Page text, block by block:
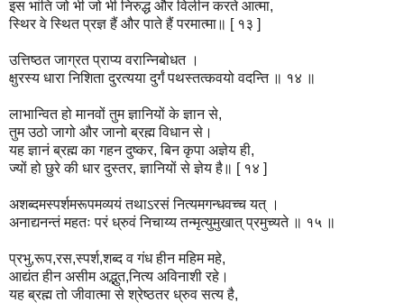
इस भांति जो भी जो भी निरुद्ध और विलीन करते आत्मा,
स्थिर वे स्थित प्रज्ञ हैं और पाते हैं परमात्मा॥ [ १३ ]
उत्तिष्ठत जाग्रत प्राप्य वरान्निबोधत ।
क्षुरस्य धारा निशिता दुरत्यया दुर्गं पथस्तत्कवयो वदन्ति ॥ १४ ॥
लाभान्वित हो मानवों तुम ज्ञानियों के ज्ञान से,
तुम उठो जागो और जानो ब्रह्म विधान से।
यह ज्ञानं ब्रह्म का गहन दुष्कर, बिन कृपा अज्ञेय ही,
ज्यों हो छुरे की धार दुस्तर, ज्ञानियों से ज्ञेय है॥ [ १४ ]
अशब्दमस्पर्शमरूपमव्ययं तथाऽरसं नित्यमगन्धवच्च यत् ।
अनाद्यनन्तं महतः परं ध्रुवं निचाय्य तन्मृत्युमुखात् प्रमुच्यते ॥ १५ ॥
प्रभु,रूप,रस,स्पर्श,शब्द व गंध हीन महिम महे,
आद्यंत हीन असीम अद्भुत,नित्य अविनाशी रहे।
यह ब्रह्म तो जीवात्मा से श्रेष्ठतर ध्रुव सत्य है,